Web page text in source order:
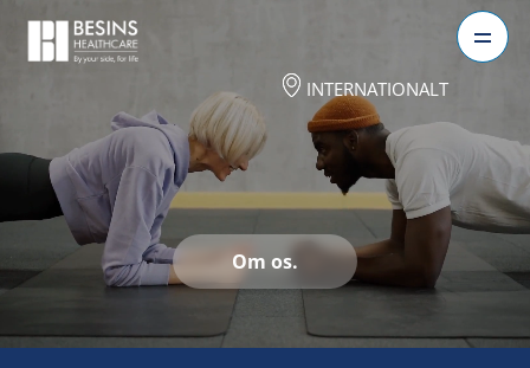
INTERNATIONALT
Om os.